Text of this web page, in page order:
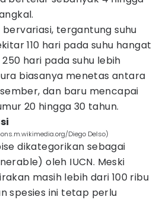
tergantung suhu
110 hari pada suhu hangat
hari pada suhu lebih
biasanya menetas antara
dan baru mencapai
20 hingga 30 tahun.
Diego Delso)
dikategorikan sebagai
oleh IUCN. Meski
masih lebih dari 100 ribu
spesies ini tetap perlu